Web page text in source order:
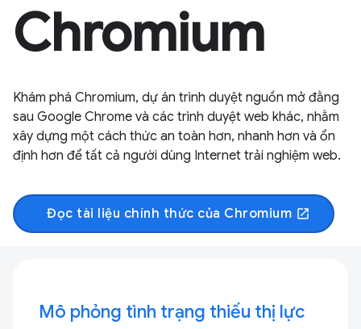
Chromium
Khám phá Chromium, dự án trình duyệt nguồn mở đằng
sau Google Chrome và các trình duyệt web khác, nhằm
xây dựng một cách thức an toàn hơn, nhanh hơn và ổn
định hơn để tất cả người dùng Internet trải nghiệm web.
Đọc tài liệu chính thức của Chromium open_in_new
Mô phỏng tình trạng thiếu thị lực